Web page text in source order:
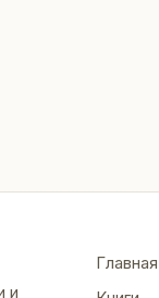
и
Главная